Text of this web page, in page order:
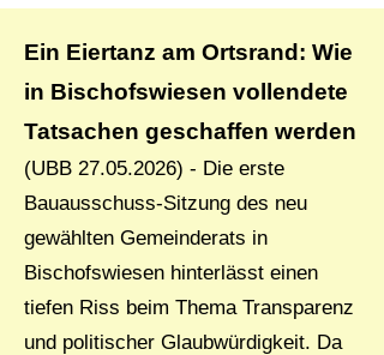
Ein Eiertanz am Ortsrand: Wie
in Bischofswiesen vollendete
Tatsachen geschaffen werden
(UBB 27.05.2026) - Die erste
Bauausschuss-Sitzung des neu
gewählten Gemeinderats in
Bischofswiesen hinterlässt einen
tiefen Riss beim Thema Transparenz
und politischer Glaubwürdigkeit. Da